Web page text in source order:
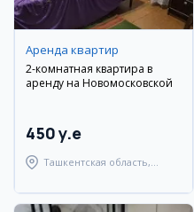
Аренда квартир
2-комнатная квартира в
аренду на Новомосковской
450 y.e
Ташкентская область,